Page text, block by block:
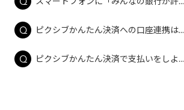
ピクシブかんたん決済への口座連携は...
ピクシブかんたん決済で支払いをしよ...